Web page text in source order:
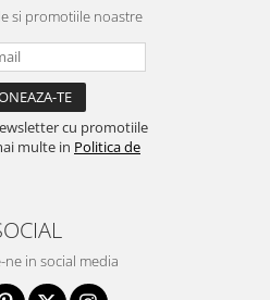
si promotiile noastre
cu promotiile
multe in Politica de
ne in social media